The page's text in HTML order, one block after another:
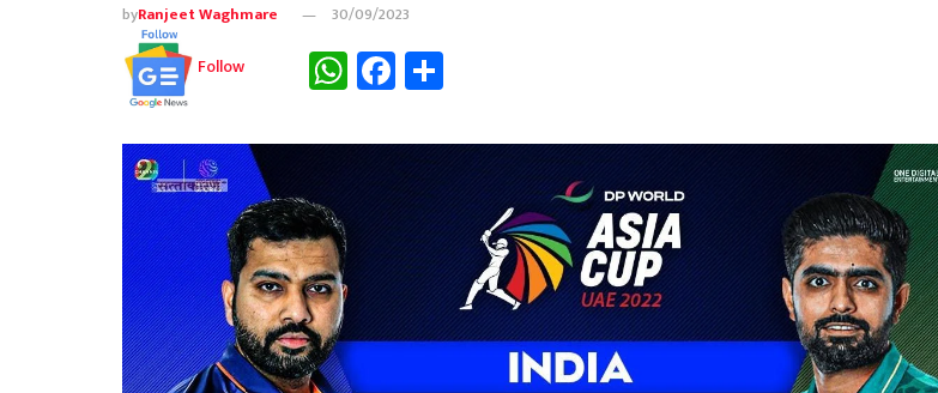
byRanjeet Waghmare 30/09/2023
Follow WhatsApp
Facebook